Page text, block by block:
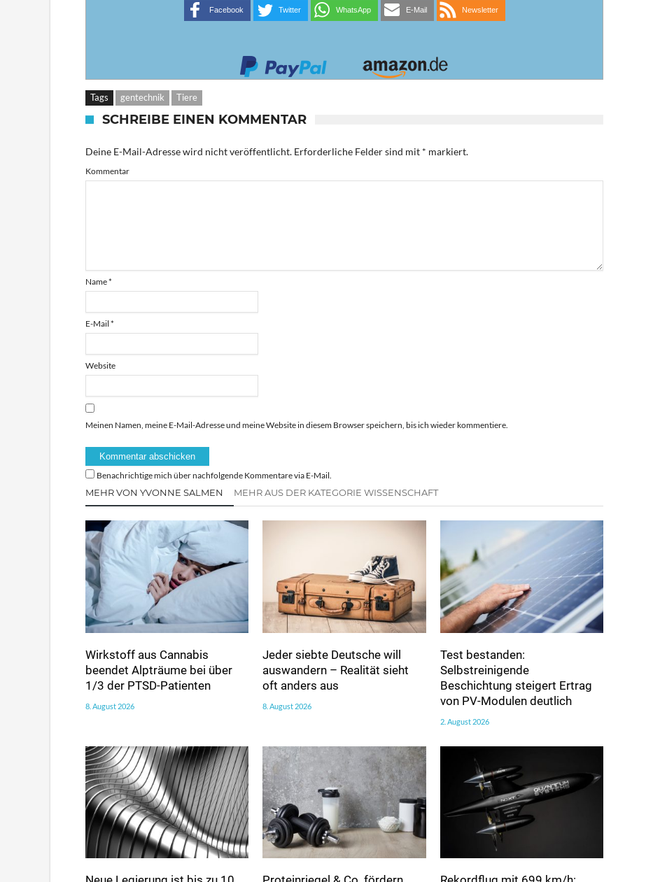
Facebook Twitter WhatsApp E-Mail Newsletter
Tags gentechnik Tiere
SCHREIBE EINEN KOMMENTAR
Deine E-Mail-Adresse wird nicht veröffentlicht. Erforderliche Felder sind mit * markiert.
Kommentar
Name*
E-Mail *
Website
Meinen Namen, meine E-Mail-Adresse und meine Website in diesem Browser speichern, bis ich wieder kommentiere.
Benachrichtige mich über nachfolgende Kommentare via E-Mail.
MEHR VON YVONNE SALMEN MEHR AUS DER KATEGORIE WISSENSCHAFT
Wirkstoff aus Cannabis
beendet Alpträume bei über
1/3 der PTSD-Patienten
8. August 2026
Jeder siebte Deutsche will
auswandern – Realität sieht
oft anders aus
8. August 2026
Test bestanden:
Selbstreinigende
Beschichtung steigert Ertrag
von PV-Modulen deutlich
2. August 2026